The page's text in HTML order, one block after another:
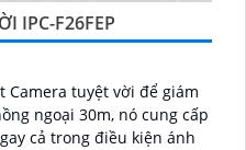
IPC-F26FEP
Camera tuyệt vời để giám
cả trong điều kiện ánh